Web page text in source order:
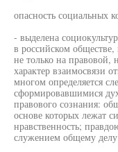
опасность социальных
- выделена
в российском
не только на
характер взаимосвязи
многом определяется
сформировавшимися
правового сознания:
основе которых лежат
нравственность;
служением общему